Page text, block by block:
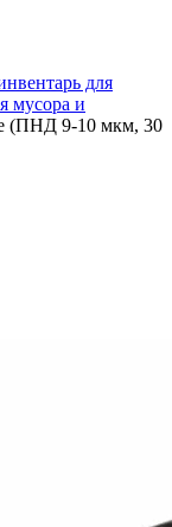
для
мусора и
(ПНД 9-10 мкм, 30